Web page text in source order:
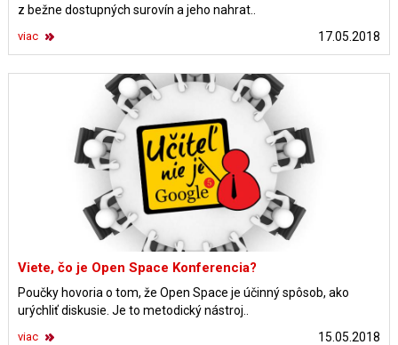
z bežne dostupných surovín a jeho nahrat..
17.05.2018
viac
Viete, čo je Open Space Konferencia?
Poučky hovoria o tom, že Open Space je účinný spôsob, ako
urýchliť diskusie. Je to metodický nástroj..
15.05.2018
viac